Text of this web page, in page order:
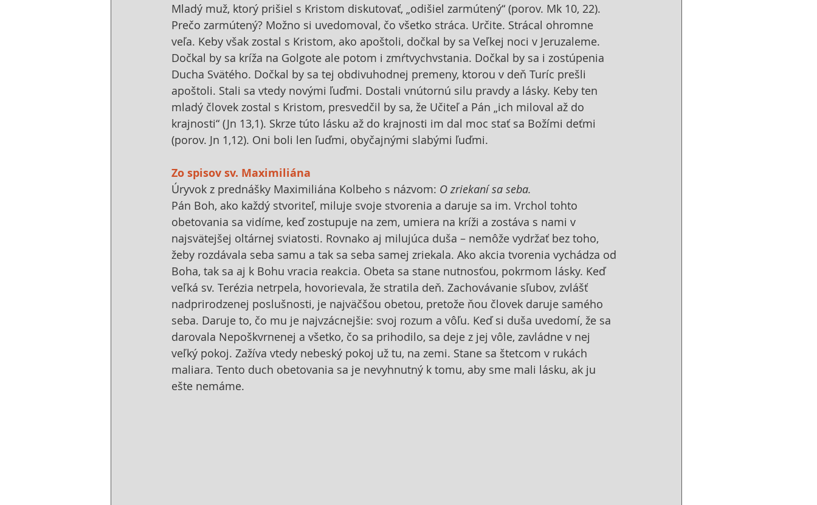
Mladý muž, ktorý prišiel s Kristom diskutovať, „odišiel zarmútený“ (porov. Mk 10, 22).
Prečo zarmútený? Možno si uvedomoval, čo všetko stráca. Určite. Strácal ohromne
veľa. Keby však zostal s Kristom, ako apoštoli, dočkal by sa Veľkej noci v Jeruzaleme.
Dočkal by sa kríža na Golgote ale potom i zmŕtvychvstania. Dočkal by sa i zostúpenia
Ducha Svätého. Dočkal by sa tej obdivuhodnej premeny, ktorou v deň Turíc prešli
apoštoli. Stali sa vtedy novými ľuďmi. Dostali vnútornú silu pravdy a lásky. Keby ten
mladý človek zostal s Kristom, presvedčil by sa, že Učiteľ a Pán „ich miloval až do
krajnosti“ (Jn 13,1). Skrze túto lásku až do krajnosti im dal moc stať sa Božími deťmi
(porov. Jn 1,12). Oni boli len ľuďmi, obyčajnými slabými ľuďmi.
Zo spisov sv. Maximiliána
Úryvok z prednášky Maximiliána Kolbeho s názvom: O zriekaní sa seba.
Pán Boh, ako každý stvoriteľ, miluje svoje stvorenia a daruje sa im. Vrchol tohto
obetovania sa vidíme, keď zostupuje na zem, umiera na kríži a zostáva s nami v
najsvätejšej oltárnej sviatosti. Rovnako aj milujúca duša – nemôže vydržať bez toho,
žeby rozdávala seba samu a tak sa seba samej zriekala. Ako akcia tvorenia vychádza od
Boha, tak sa aj k Bohu vracia reakcia. Obeta sa stane nutnosťou, pokrmom lásky. Keď
veľká sv. Terézia netrpela, hovorievala, že stratila deň. Zachovávanie sľubov, zvlášť
nadprirodzenej poslušnosti, je najväčšou obetou, pretože ňou človek daruje samého
seba. Daruje to, čo mu je najvzácnejšie: svoj rozum a vôľu. Keď si duša uvedomí, že sa
darovala Nepoškvrnenej a všetko, čo sa prihodilo, sa deje z jej vôle, zavládne v nej
veľký pokoj. Zažíva vtedy nebeský pokoj už tu, na zemi. Stane sa štetcom v rukách
maliara. Tento duch obetovania sa je nevyhnutný k tomu, aby sme mali lásku, ak ju
ešte nemáme.